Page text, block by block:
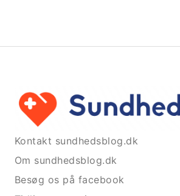
Kontakt sundhedsblog.dk
Om sundhedsblog.dk
Besøg os på facebook